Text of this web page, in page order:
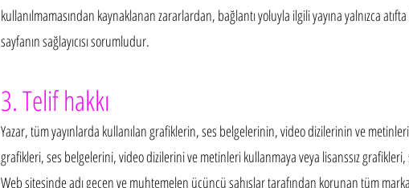
kullanılmamasından kaynaklanan zararlardan, bağlantı yoluyla ilgili yayına yalnızca
sayfanın sağlayıcısı sorumludur.
3. Telif hakkı
Yazar, tüm yayınlarda kullanılan grafiklerin, ses belgelerinin, video dizilerinin ve
grafikleri, ses belgelerini, video dizilerini ve metinleri kullanmaya veya lisanssız
Web sitesinde adı geçen ve muhtemelen üçüncü şahıslar tarafından korunan tüm